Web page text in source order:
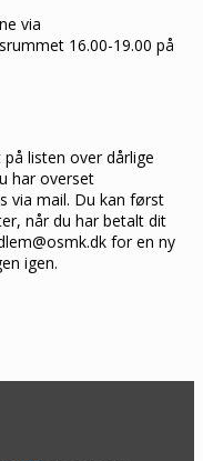
via
16.00-19.00 på
listen over dårlige
har overset
via mail. Du kan først
når du har betalt dit
for en ny
igen.